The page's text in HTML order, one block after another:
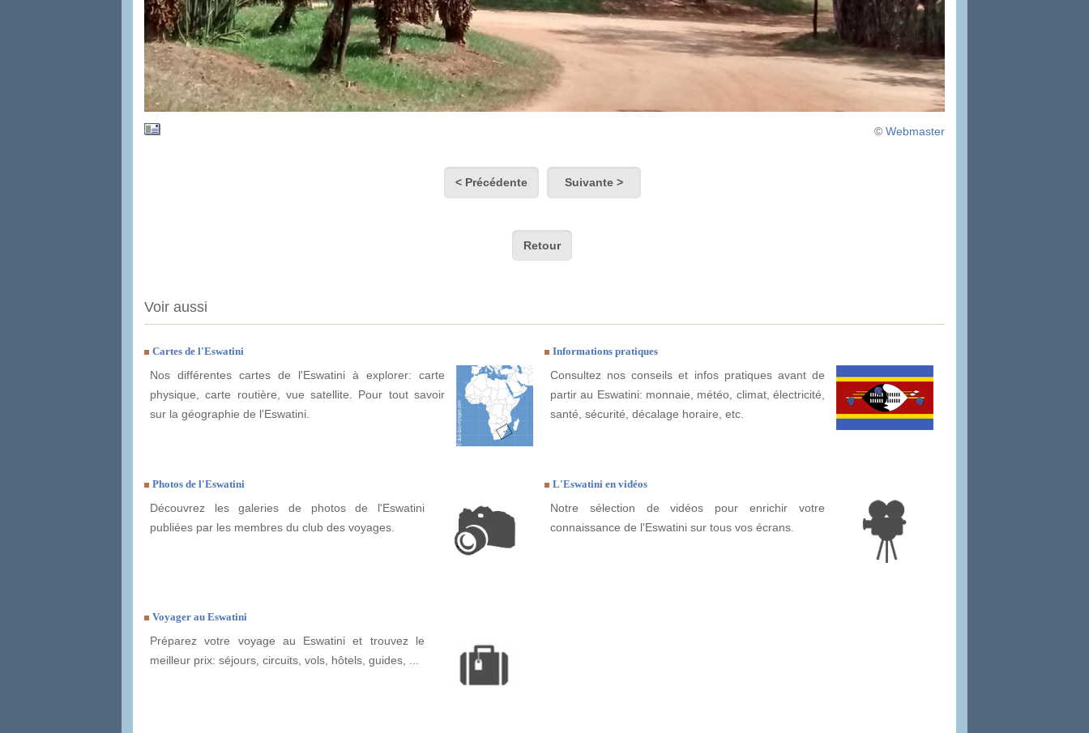
© Webmaster
< Précédente Suivante >
Retour
Voir aussi
Cartes de l'Eswatini
Nos différentes cartes de l'Eswatini à explorer: carte
physique, carte routière, vue satellite. Pour tout savoir
sur la géographie de l'Eswatini.
Informations pratiques
Consultez nos conseils et infos pratiques avant de
partir au Eswatini: monnaie, météo, climat, électricité,
santé, sécurité, décalage horaire, etc.
Photos de l'Eswatini
Découvrez les galeries de photos de l'Eswatini
publiées par les membres du club des voyages.
L'Eswatini en vidéos
Notre sélection de vidéos pour enrichir votre
connaissance de l'Eswatini sur tous vos écrans.
Voyager au Eswatini
Préparez votre voyage au Eswatini et trouvez le
meilleur prix: séjours, circuits, vols, hôtels, guides, ...